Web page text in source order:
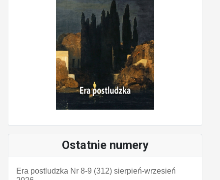
Ostatnie numery
Era postludzka Nr 8-9 (312) sierpień-wrzesień